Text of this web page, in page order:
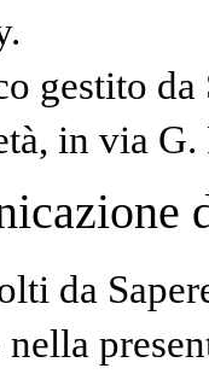
gestito da
in via
da